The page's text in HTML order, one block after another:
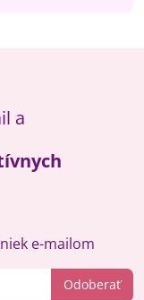
a
Odoberať
e-mailom